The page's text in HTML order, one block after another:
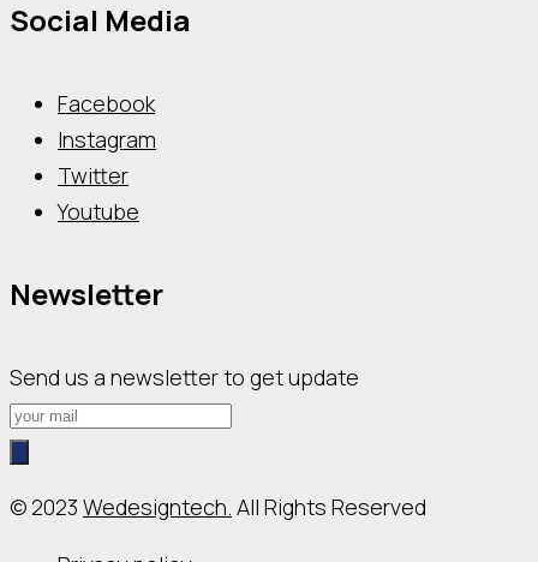
Social Media
Facebook
Instagram
Twitter
Youtube
Newsletter
Send us a newsletter to get update
© 2023 Wedesigntech. All Rights Reserved